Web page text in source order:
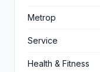
Metrop
Service
Health & Fitness